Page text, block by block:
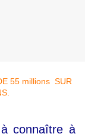
connaître à